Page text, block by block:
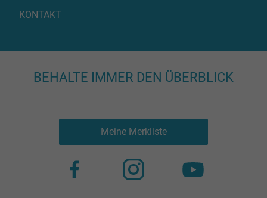
KONTAKT
BEHALTE IMMER DEN ÜBERBLICK
Meine Merkliste